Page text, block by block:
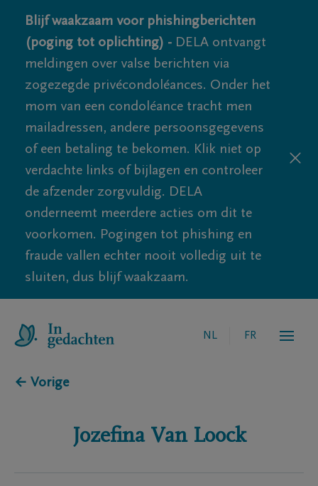
Blijf waakzaam voor phishingberichten
(poging tot oplichting) - DELA ontvangt
meldingen over valse berichten via
zogezegde privécondoléances. Onder het
mom van een condoléance tracht men
mailadressen, andere persoonsgegevens
of een betaling te bekomen. Klik niet op
verdachte links of bijlagen en controleer
de afzender zorgvuldig. DELA
onderneemt meerdere acties om dit te
voorkomen. Pogingen tot phishing en
fraude vallen echter nooit volledig uit te
sluiten, dus blijf waakzaam.
NL FR
← Vorige
Jozefina Van Loock